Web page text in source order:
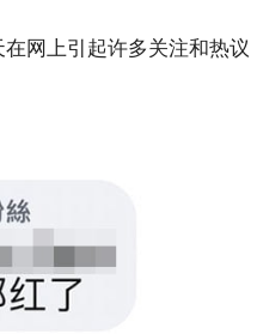
网上引起许多关注和热议